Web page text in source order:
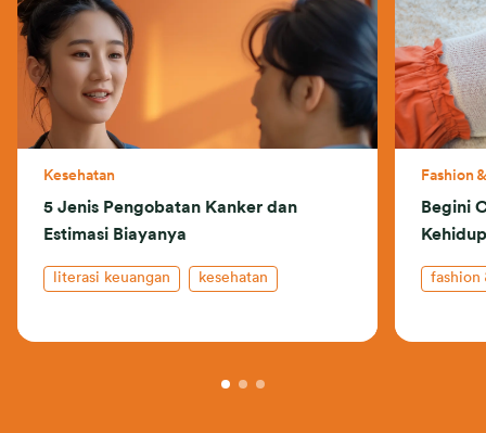
Kesehatan
5 Jenis Pengobatan Kanker dan
Estimasi Biayanya
literasi keuangan kesehatan
Fashion
Begini
fashion